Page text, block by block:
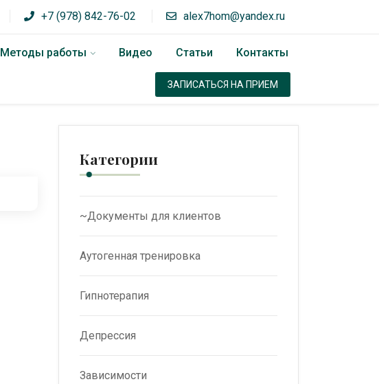
+7 (978) 842-76-02 alex7hom@yandex.ru
Методы работы Видео Статьи Контакты
ЗАПИСАТЬСЯ НА ПРИЕМ
Категории
~Документы для клиентов
Аутогенная тренировка
Гипнотерапия
Депрессия
Зависимости